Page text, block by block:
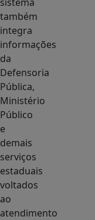
também
integra
informações
da
Defensoria
Pública,
Ministério
Público
e
demais
serviços
estaduais
voltados
ao
atendimento